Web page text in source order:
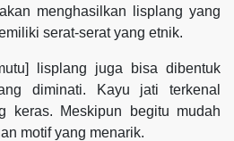
menghasilkan lisplang yang
serat-serat yang etnik.
lisplang juga bisa dibentuk
diminati. Kayu jati terkenal
keras. Meskipun begitu mudah
motif yang menarik.